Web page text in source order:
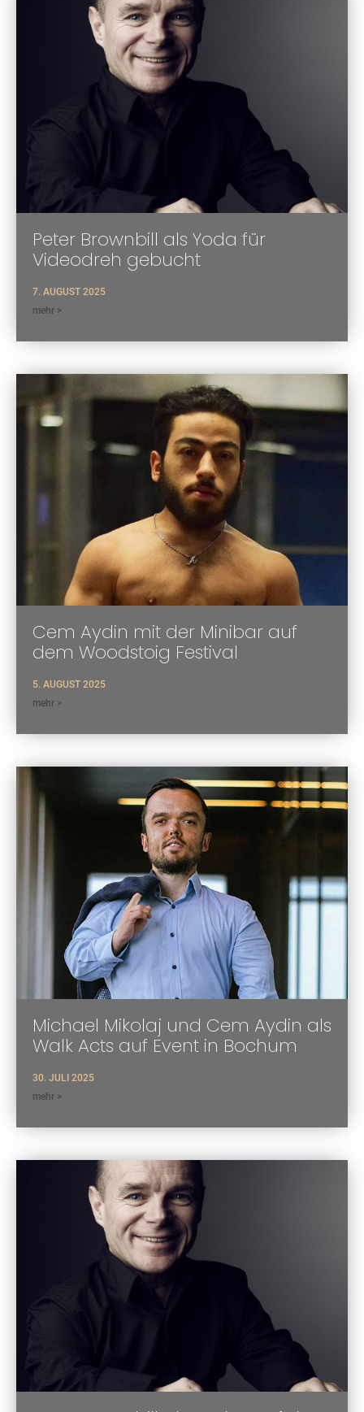
Peter Brownbill als Yoda für
Videodreh gebucht
7. AUGUST 2025
mehr >
Cem Aydin mit der Minibar auf
dem Woodstoig Festival
5. AUGUST 2025
mehr >
Michael Mikolaj und Cem Aydin als
Walk Acts auf Event in Bochum
30. JULI 2025
mehr >